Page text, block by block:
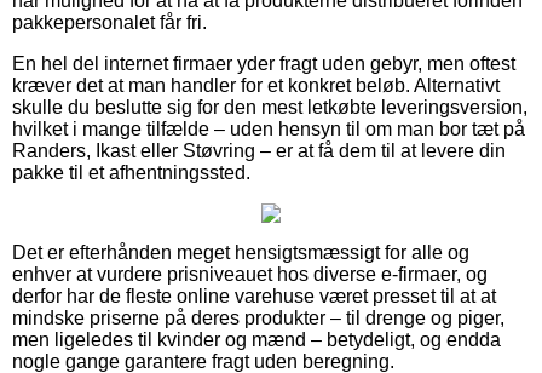
pakkepersonalet får fri.
En hel del internet firmaer yder fragt uden gebyr, men oftest
kræver det at man handler for et konkret beløb. Alternativt
skulle du beslutte sig for den mest letkøbte leveringsversion,
hvilket i mange tilfælde – uden hensyn til om man bor tæt på
Randers, Ikast eller Støvring – er at få dem til at levere din
pakke til et afhentningssted.
Det er efterhånden meget hensigtsmæssigt for alle og
enhver at vurdere prisniveauet hos diverse e-firmaer, og
derfor har de fleste online varehuse været presset til at at
mindske priserne på deres produkter – til drenge og piger,
men ligeledes til kvinder og mænd – betydeligt, og endda
nogle gange garantere fragt uden beregning.